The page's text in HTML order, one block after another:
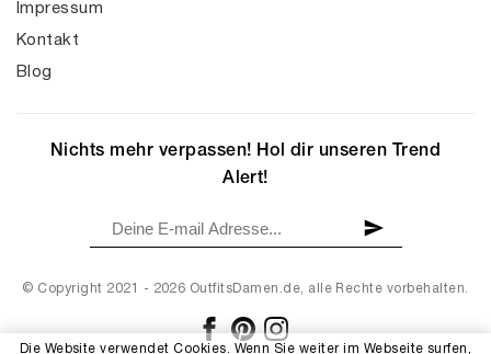
Impressum
Kontakt
Blog
© Copyright 2021 - 2026 OutfitsDamen.de, alle Rechte vorbehalten.
Nichts mehr verpassen! Hol dir unseren Trend
Alert!
Die Website verwendet Cookies. Wenn Sie weiter im Webseite surfen,